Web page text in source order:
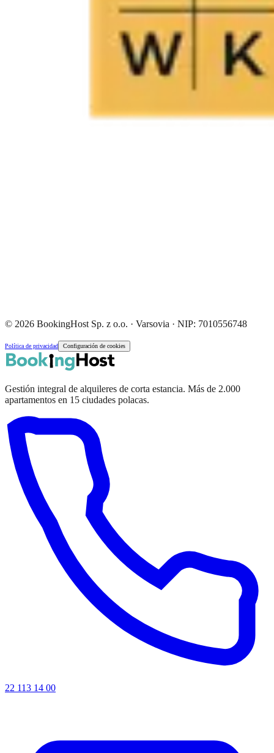
© 2026 BookingHost Sp. z o.o. · Varsovia · NIP: 7010556748
Política de privacidad Configuración de cookies
Gestión integral de alquileres de corta estancia. Más de 2.000
apartamentos en 15 ciudades polacas.
22 113 14 00